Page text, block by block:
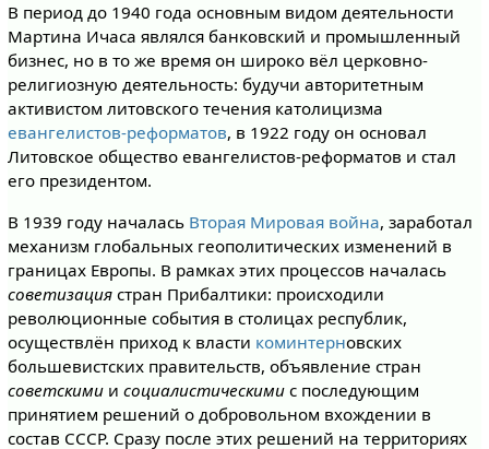
В период до 1940 года основным видом деятельности
Мартина Ичаса являлся банковский и промышленный
бизнес, но в то же время он широко вёл церковно-
религиозную деятельность: будучи авторитетным
активистом литовского течения католицизма
евангелистов-реформатов, в 1922 году он основал
Литовское общество евангелистов-реформатов и стал
его президентом.
В 1939 году началась Вторая Мировая война, заработал
механизм глобальных геополитических изменений в
границах Европы. В рамках этих процессов началась
советизациястран Прибалтики: происходили
революционные события в столицах республик,
осуществлён приход к власти коминтерновских
большевистских правительств, объявление стран
советскимии социалистическимис последующим
принятием решений о добровольном вхождении в
состав СССР. Сразу после этих решений на территориях